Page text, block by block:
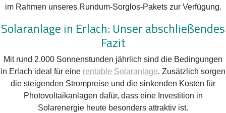
im Rahmen unseres Rundum-Sorglos-Pakets zur Verfügung.
Solaranlage in Erlach: Unser abschließendes
Fazit
Mit rund 2.000 Sonnenstunden jährlich sind die Bedingungen
in Erlach ideal für eine rentable Solaranlage. Zusätzlich sorgen
die steigenden Strompreise und die sinkenden Kosten für
Photovoltaikanlagen dafür, dass eine Investition in
Solarenergie heute besonders attraktiv ist.